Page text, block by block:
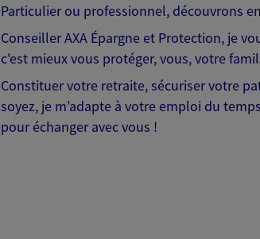
Particulier ou professionnel, découvrons
Conseiller AXA Épargne et Protection, je
c'est mieux vous protéger, vous, votre
Constituer votre retraite, sécuriser votre
soyez, je m’adapte à votre emploi du
pour échanger avec vous !